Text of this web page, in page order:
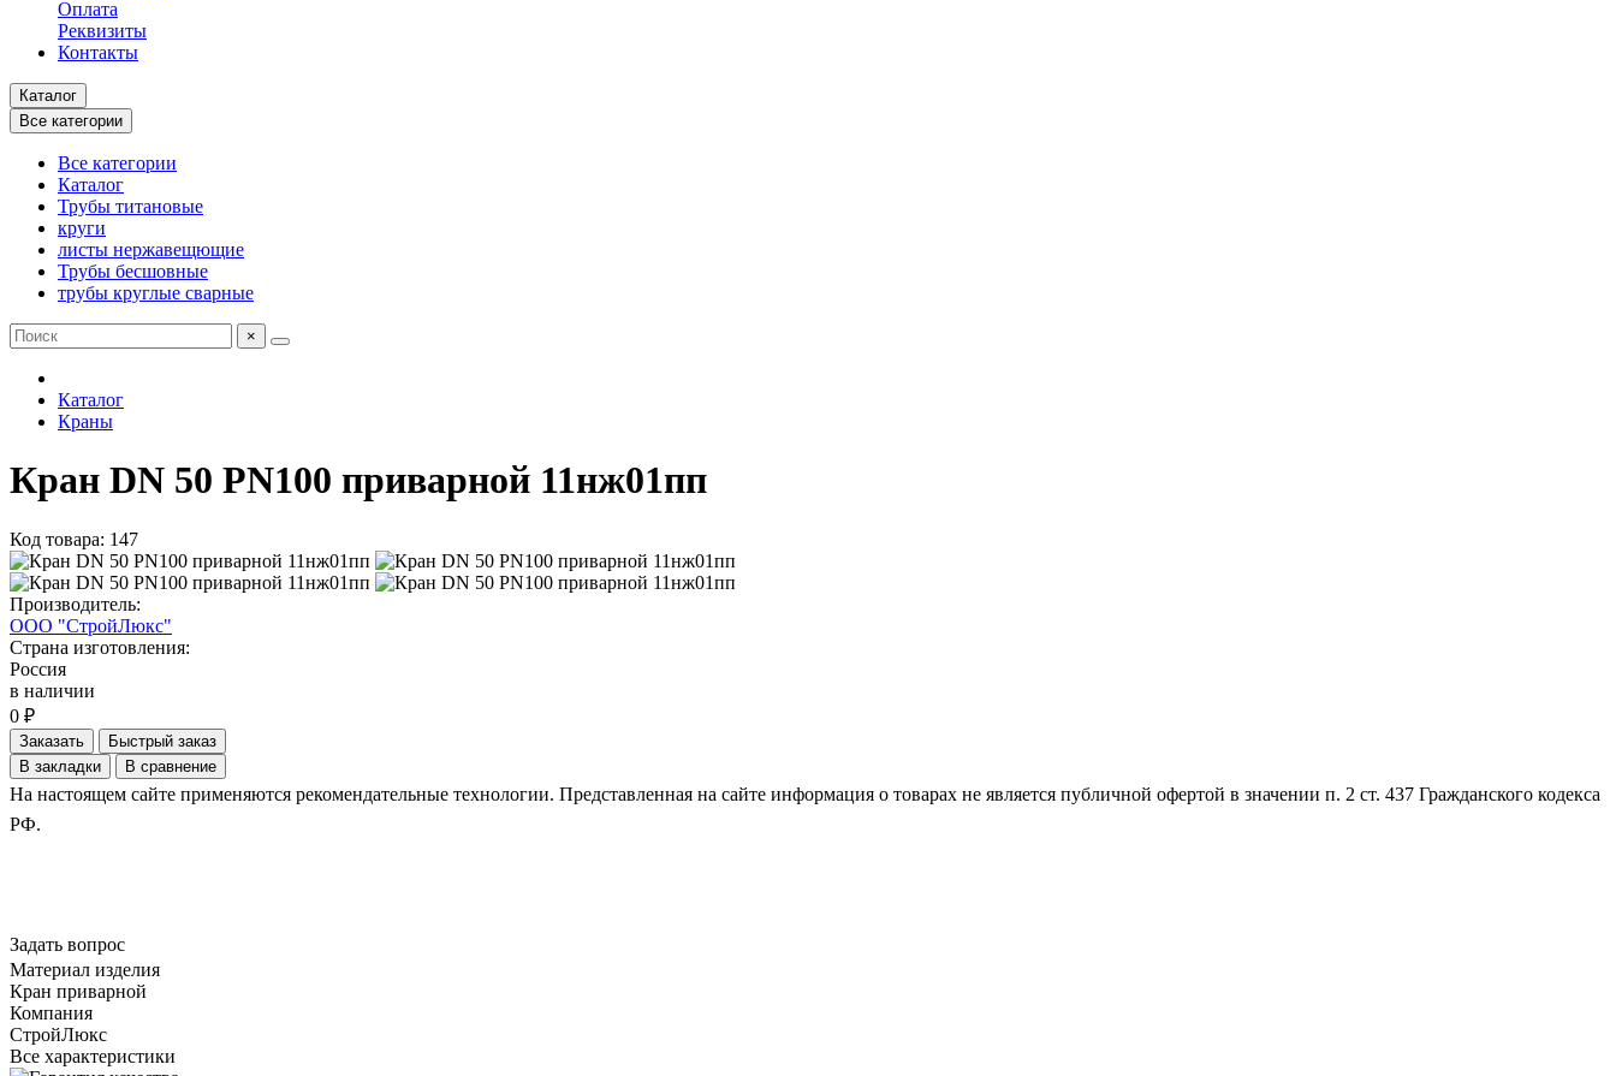
Оплата
Реквизиты
Контакты
Каталог
Все категории
Все категории
Каталог
Трубы титановые
круги
листы нержавещющие
Трубы бесшовные
трубы круглые сварные
×
Каталог
Краны
Кран DN 50 PN100 приварной 11нж01пп
Код товара: 147
Производитель:
ООО "СтройЛюкс"
Страна изготовления:
Россия
в наличии
0 ₽
Заказать
Быстрый заказ
В закладки
В сравнение
На настоящем сайте применяются рекомендательные технологии. Представленная на сайте информация о товарах не является публичной офертой в значении п. 2 ст. 437 Гражданского кодекса
РФ.
Задать вопрос
Материал изделия
Кран приварной
Компания
СтройЛюкс
Все характеристики